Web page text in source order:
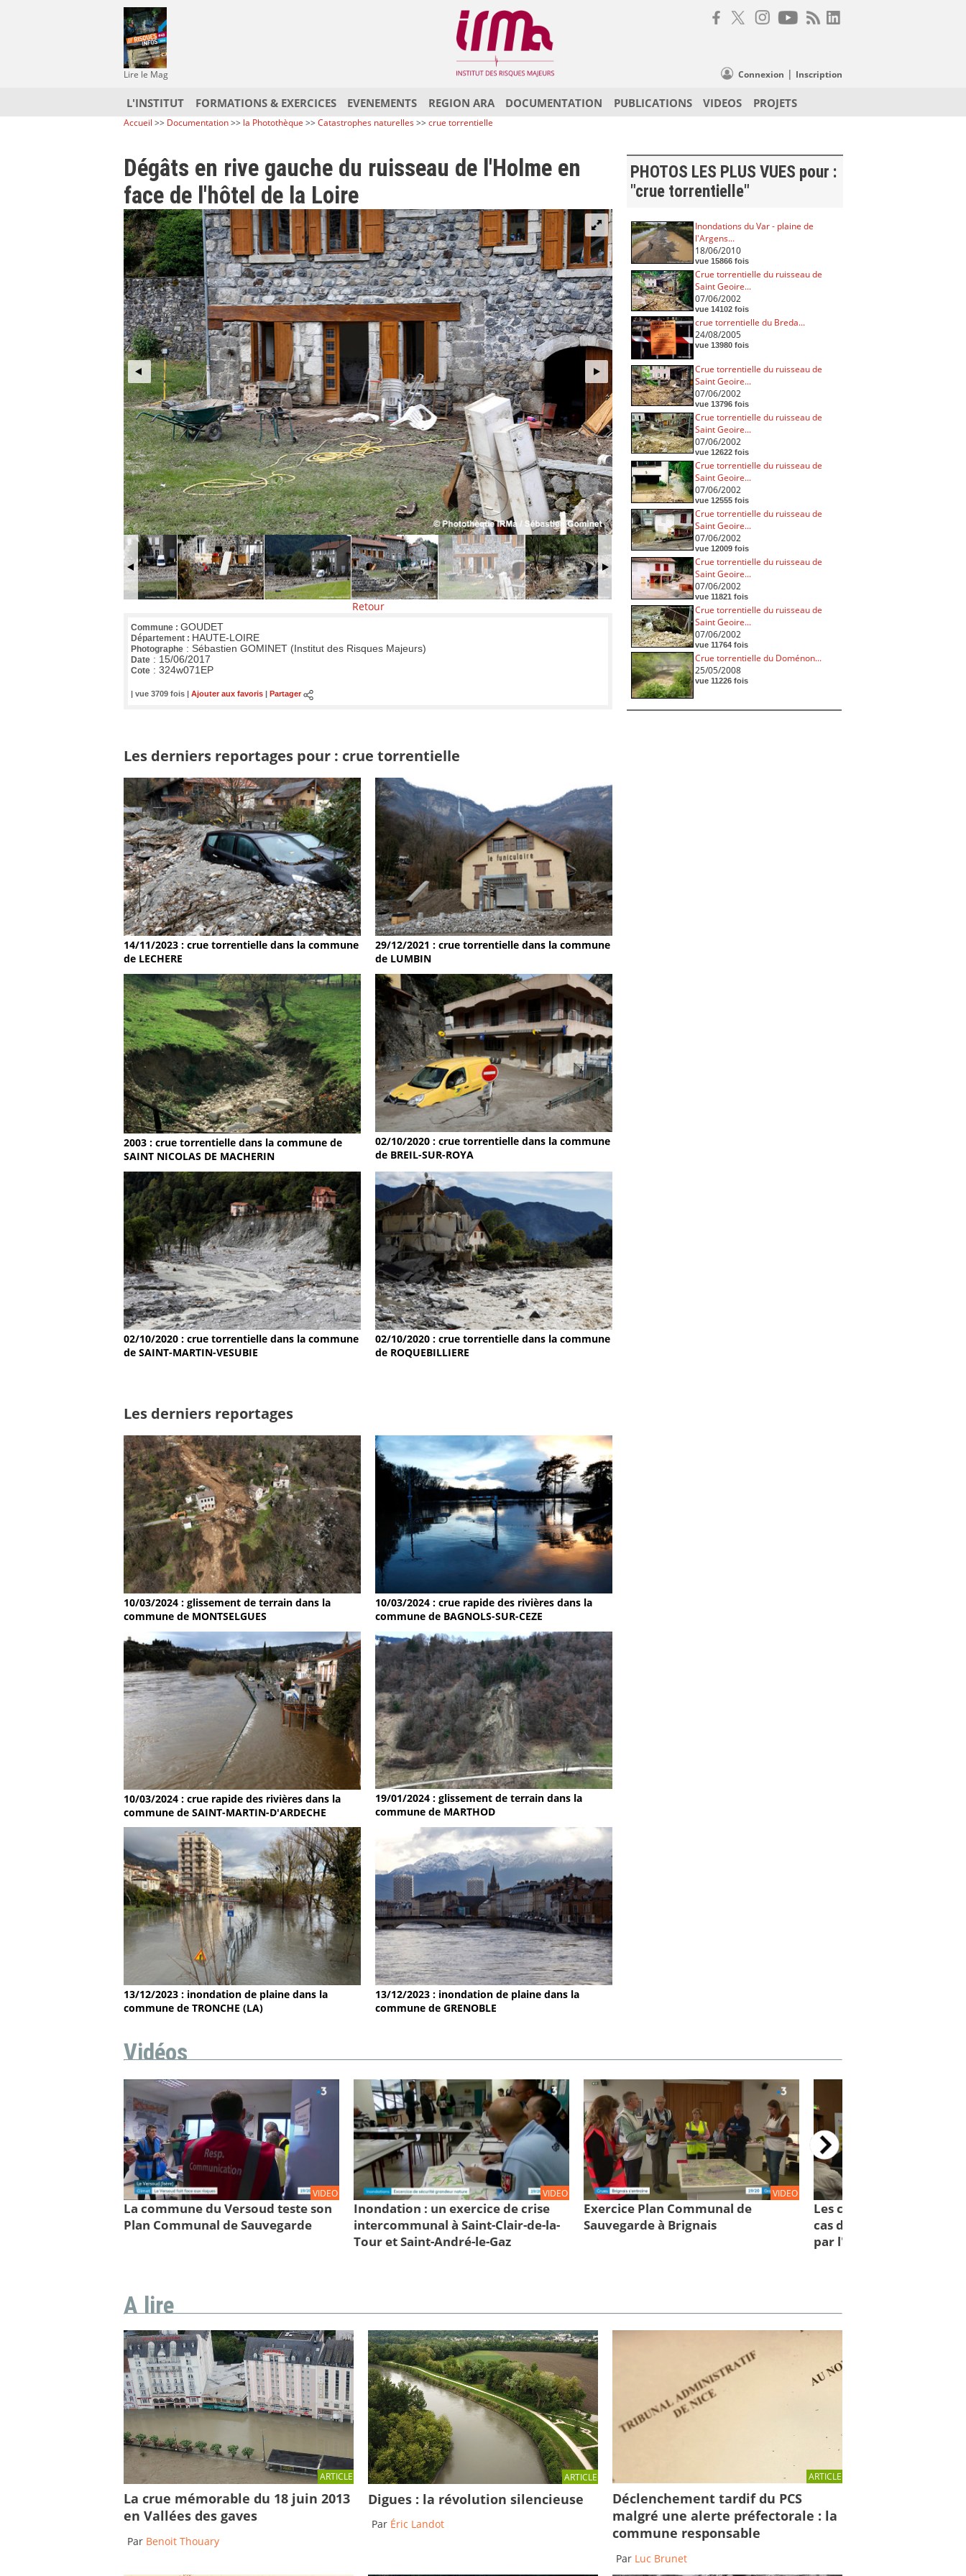
Lire le Mag Connexion | Inscription
L'INSTITUT FORMATIONS & EXERCICES EVENEMENTS REGION ARA DOCUMENTATION PUBLICATIONS VIDEOS PROJETS
Accueil >> Documentation>> la Photothèque >>Catastrophes naturelles>>crue torrentielle
Dégâts en rive gauche du ruisseau de l'Holme en
face de l'hôtel de la Loire
Retour
Commune : GOUDET
Département : HAUTE-LOIRE
Photographe : Sébastien GOMINET (Institut des Risques Majeurs)
Date : 15/06/2017
Cote : 324w071EP
| vue 3709 fois | Ajouter aux favoris Partager
Les derniers reportages pour : crue torrentielle
14/11/2023 : crue torrentielle dans la commune
de LECHERE
29/12/2021 : crue torrentielle dans la commune
de LUMBIN
2003 : crue torrentielle dans la commune de
SAINT NICOLAS DE MACHERIN
02/10/2020 : crue torrentielle dans la commune
de BREIL-SUR-ROYA
02/10/2020 : crue torrentielle dans la commune
de SAINT-MARTIN-VESUBIE
02/10/2020 : crue torrentielle dans la commune
de ROQUEBILLIERE
Les derniers reportages
10/03/2024 : glissement de terrain dans la
commune de MONTSELGUES
10/03/2024 : crue rapide des rivières dans la
commune de BAGNOLS-SUR-CEZE
10/03/2024 : crue rapide des rivières dans la
commune de SAINT-MARTIN-D'ARDECHE
19/01/2024 : glissement de terrain dans la
commune de MARTHOD
13/12/2023 : inondation de plaine dans la
commune de TRONCHE (LA)
13/12/2023 : inondation de plaine dans la
commune de GRENOBLE
PHOTOS LES PLUS VUES pour :
"crue torrentielle"
Inondations du Var - plaine de
l'Argens...
18/06/2010
vue 15866 fois
Crue torrentielle du ruisseau de
Saint Geoire...
07/06/2002
vue 14102 fois
crue torrentielle du Breda...
24/08/2005
vue 13980 fois
Crue torrentielle du ruisseau de
Saint Geoire...
07/06/2002
vue 13796 fois
Crue torrentielle du ruisseau de
Saint Geoire...
07/06/2002
vue 12622 fois
Crue torrentielle du ruisseau de
Saint Geoire...
07/06/2002
vue 12555 fois
Crue torrentielle du ruisseau de
Saint Geoire...
07/06/2002
vue 12009 fois
Crue torrentielle du ruisseau de
Saint Geoire...
07/06/2002
vue 11821 fois
Crue torrentielle du ruisseau de
Saint Geoire...
07/06/2002
vue 11764 fois
Crue torrentielle du Doménon...
25/05/2008
vue 11226 fois
Vidéos
VIDEO
La commune du Versoud teste son
Plan Communal de Sauvegarde
VIDEO
Inondation : un exercice de crise
intercommunal à Saint-Clair-de-la-
Tour et Saint-André-le-Gaz
VIDEO
Exercice Plan Communal de
Sauvegarde à Brignais
Les comportements à
cas d'inondations : des
par l'IRMa et la mission
A lire
ARTICLE
La crue mémorable du 18 juin 2013
en Vallées des gaves
Par Benoit Thouary
ARTICLE
Digues : la révolution silencieuse
Par Éric Landot
ARTICLE
Déclenchement tardif du PCS
malgré une alerte préfectorale : la
commune responsable
Par Luc Brunet